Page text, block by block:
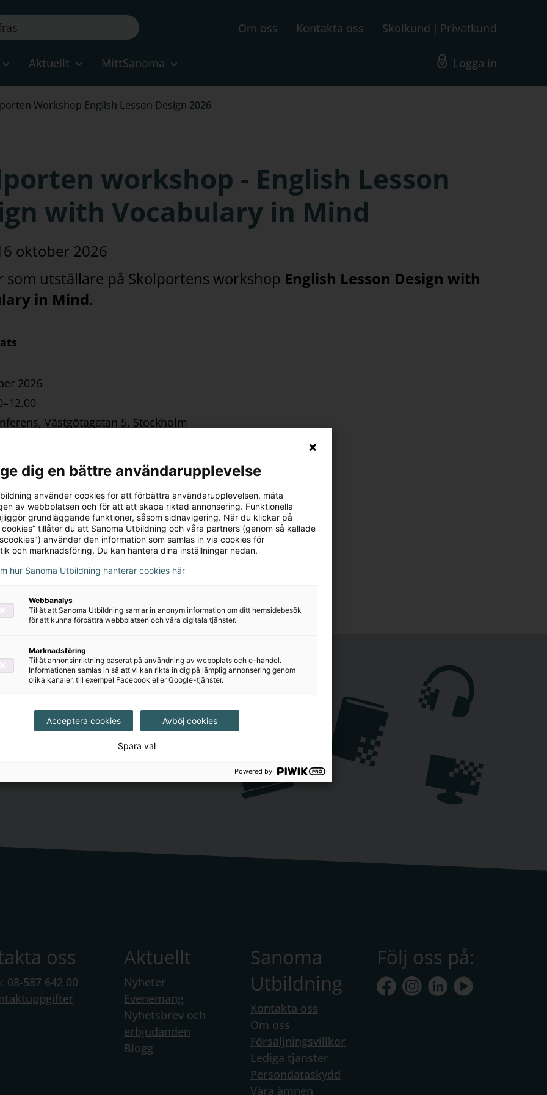
Om oss Kontakta oss Skolkund Privatkund
Aktuellt MittSanoma Logga in
Workshop English Lesson Design 2026
workshop - English Lesson
with Vocabulary in Mind
oktober 2026
som utställare på Skolportens workshop English Lesson Design with
in Mind.
2026
Västgötagatan 5, Stockholm
anmäl dig
plats under förmiddagen – kom gärna förbi!
Workshop English Lesson Design 2026:
och nyheter utifrån
oss
08-587 642 00
Aktuellt
Nyheter
Evenemang
Nyhetsbrev och
erbjudanden
Blogg
Sanoma
Utbildning
Kontakta oss
Om oss
Försäljningsvillkor
Lediga tjänster
Persondataskydd
Våra ämnen
Följ oss på:
dig en bättre användarupplevelse
använder cookies för att förbättra användarupplevelsen, mäta
av webbplatsen och för att att skapa riktad annonsering. Funktionella
grundläggande funktioner, såsom sidnavigering. När du klickar på
cookies” tillåter du att Sanoma Utbildning och våra partners (genom så kallade
använder den information som samlas in via cookies för
och marknadsföring. Du kan hantera dina inställningar nedan.
hur Sanoma Utbildning hanterar cookies här
Webbanalys
Tillåt att Sanoma Utbildning samlar in anonym information om ditt hemsidebesök
för att kunna förbättra webbplatsen och våra digitala tjänster.
Marknadsföring
Tillåt annonsinriktning baserat på användning av webbplats och e-handel.
Informationen samlas in så att vi kan rikta in dig på lämplig annonsering genom
olika kanaler, till exempel Facebook eller Google-tjänster.
Acceptera cookies Avböj cookies
Spara val
Powered by